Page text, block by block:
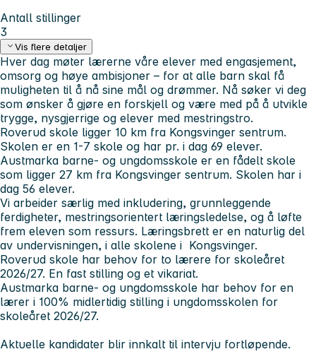
Antall stillinger
3
Vis flere detaljer
Hver dag møter lærerne våre elever med engasjement,
omsorg og høye ambisjoner – for at alle barn skal få
muligheten til å nå sine mål og drømmer. Nå søker vi deg
som ønsker å gjøre en forskjell og være med på å utvikle
trygge, nysgjerrige og elever med mestringstro.
Roverud skole ligger 10 km fra Kongsvinger sentrum.
Skolen er en 1-7 skole og har pr. i dag 69 elever.
Austmarka barne- og ungdomsskole er en fådelt skole
som ligger 27 km fra Kongsvinger sentrum. Skolen har i
dag 56 elever.
Vi arbeider særlig med inkludering, grunnleggende
ferdigheter, mestringsorientert læringsledelse, og å løfte
frem eleven som ressurs. Læringsbrett er en naturlig del
av undervisningen, i alle skolene i Kongsvinger.
Roverud skole har behov for to lærere for skoleåret
2026/27. En fast stilling og et vikariat.
Austmarka barne- og ungdomsskole har behov for en
lærer i 100% midlertidig stilling i ungdomsskolen for
skoleåret 2026/27.
Aktuelle kandidater blir innkalt til intervju fortløpende.